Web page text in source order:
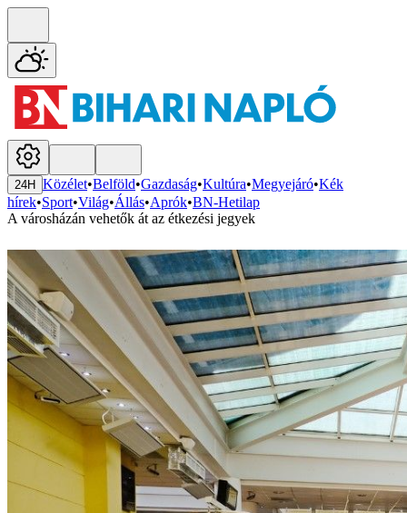
24H Közélet•Belföld•Gazdaság•Kultúra•Megyejáró•Kék
hírek•Sport•Világ•Állás•Aprók•BN-Hetilap
A városházán vehetők át az étkezési jegyek